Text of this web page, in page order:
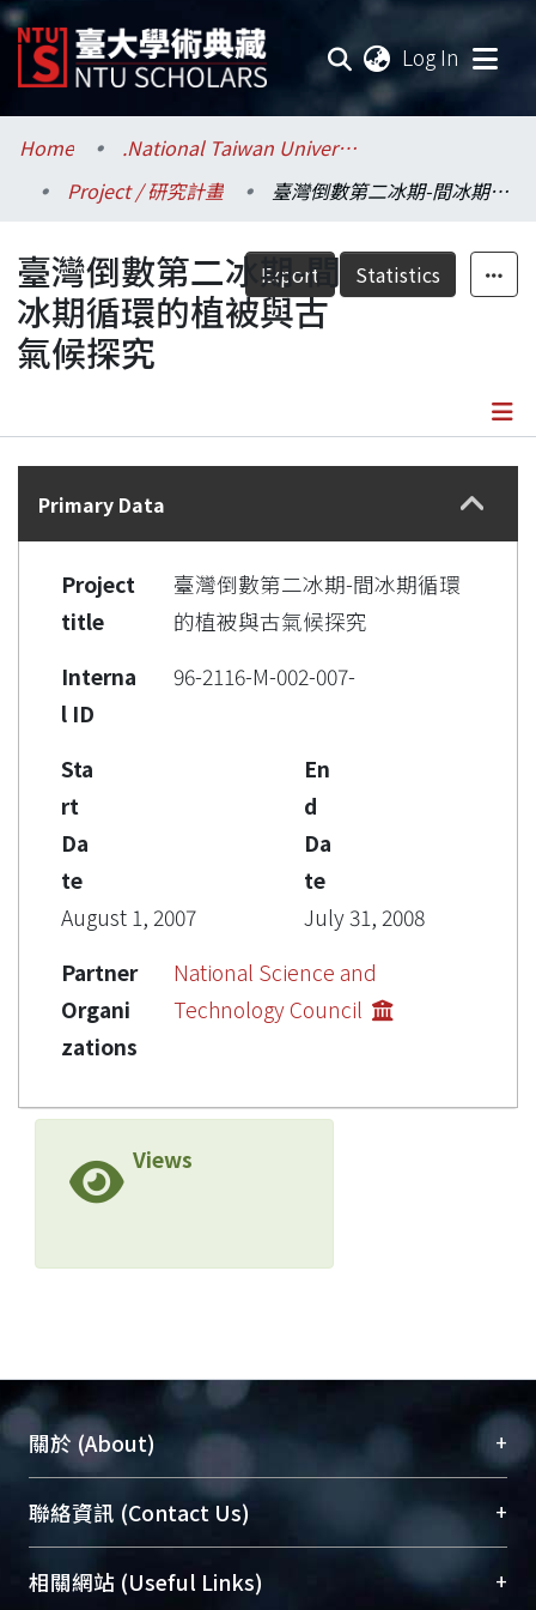
Log In
Communities & Collections
Research Outputs
Fundings & Projects
Researchers
Statistics
Home
.National Taiwan University / 國立臺灣大學
Project / 研究計畫
臺灣倒數第二冰期-間冰期循環的植被與古氣候探究
Export Statistics
臺灣倒數第二冰期-間
冰期循環的植被與古
氣候探究
Details
Primary Data
Project
title
臺灣倒數第二冰期-間冰期循環
的植被與古氣候探究
Interna
l ID
96-2116-M-002-007-
Sta
rt
Da
te
August 1, 2007
En
d
Da
te
July 31, 2008
Partner
Organi
zations
National Science and
Technology Council
Views
關於 (About) +
臺大位居世界頂尖大學之列，為永久珍藏及向國際
展現本校豐碩的研究成果及學術能量，圖書館整合
機構典藏（NTUR）與學術庫（AH）不同功能平
聯絡資訊 (Contact Us) +
總館學科館員(Main Library)
相關網站 (Useful Links) +